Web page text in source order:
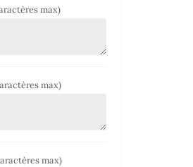
max)
max)
max)